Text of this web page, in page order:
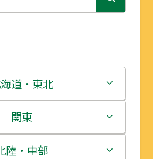
道・東北
北海道
青森県
関東
茨城県
陸・中部